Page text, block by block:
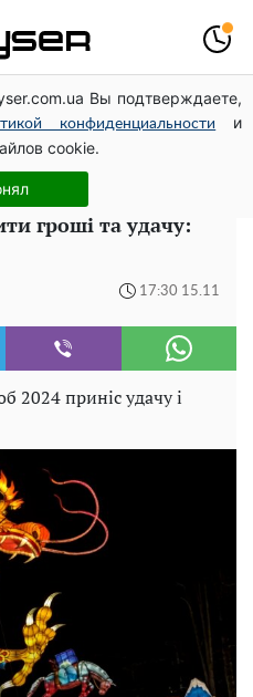
Вы подтверждаете,
конфиденциальности
и
cookie.
аспірину: рецепт хрумкої
Навіть п'яти банок вам
напередодні року
гроші та удачу:
17:30 15.11
2024 приніс удачу і